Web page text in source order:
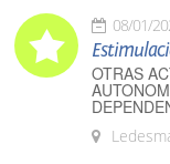
08/01/
OTRAS